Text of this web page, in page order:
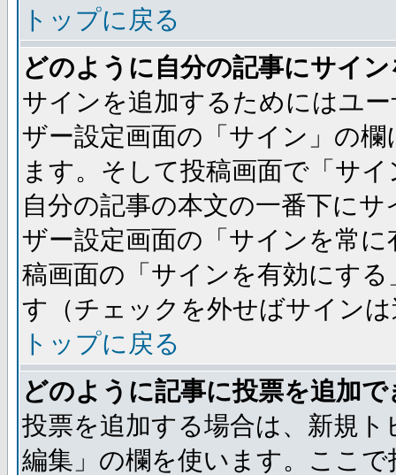
トップに戻る
どのように自分の記事にサイ
サインを追加するためにはユ
ザー設定画面の「サイン」の
ます。そして投稿画面で「サ
自分の記事の本文の一番下に
ザー設定画面の「サインを常
稿画面の「サインを有効にす
す（チェックを外せばサイン
トップに戻る
どのように記事に投票を追加
投票を追加する場合は、新規
編集」の欄を使います。ここ